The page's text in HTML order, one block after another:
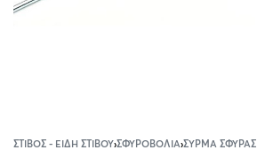
ΣΤΊΒΟΣ - ΕΊΔΗ ΣΤΊΒΟΥ›ΣΦΥΡΟΒΟΛΊΑ›ΣΎΡΜΑ ΣΦΎΡΑΣ